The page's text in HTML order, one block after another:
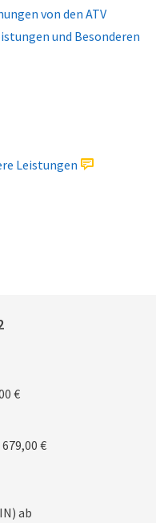
von den ATV
und Besonderen
Leistungen
€
€
ab